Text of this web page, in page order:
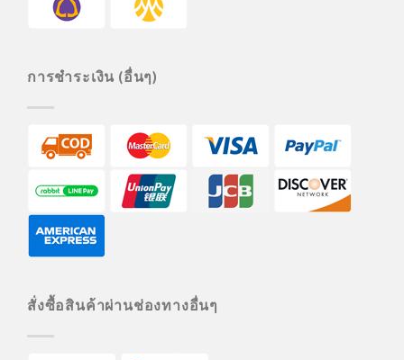
การชำระเงิน (อื่นๆ)
สั่งซื้อสินค้าผ่านช่องทางอื่นๆ